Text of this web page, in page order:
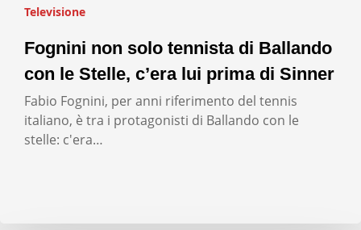
Televisione
Fognini non solo tennista di Ballando
con le Stelle, c’era lui prima di Sinner
Fabio Fognini, per anni riferimento del tennis
italiano, è tra i protagonisti di Ballando con le
stelle: c'era…